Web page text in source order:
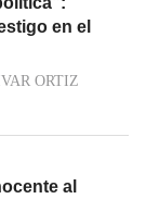
en el
ORTIZ
al